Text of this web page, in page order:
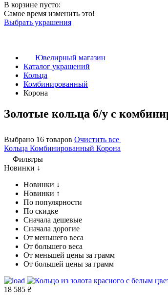
В корзине пусто:
Самое время изменить это!
Выбрать украшения
Ювелирный магазин
Каталог украшений
Кольца
Комбинированный
Корона
Золотые кольца б/у с
Выбрано 16 товаров Очистить все
Кольца Комбинированный Корона
Фильтры
Новинки ↓
Новинки ↓
Новинки ↑
По популярности
По скидке
Сначала дешевые
Сначала дорогие
От меньшего веса
От большего веса
От меньшей цены за грамм
От большей цены за грамм
18 585 ₴